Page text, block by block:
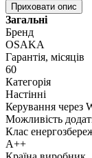
Приховати опис
Загальні
Бренд
OSAKA
Гарантія, місяців
60
Категорія
Настінні
Керування через
Можливість
Клас
A++